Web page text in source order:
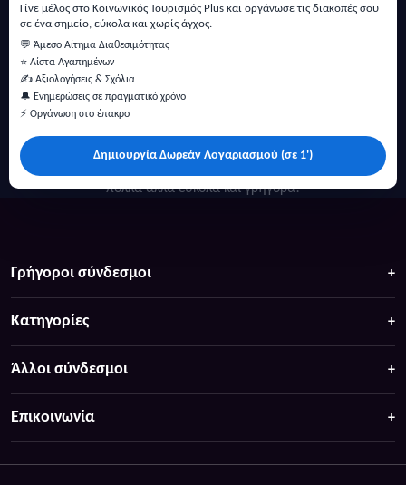
Γίνε μέλος στο Κοινωνικός Τουρισμός Plus και οργάνωσε τις διακοπές σου
σε ένα σημείο, εύκολα και χωρίς άγχος.
💬 Άμεσο Αίτημα Διαθεσιμότητας
⭐ Λίστα Αγαπημένων
✍️ Αξιολογήσεις & Σχόλια
🔔 Ενημερώσεις σε πραγματικό χρόνο
⚡ Οργάνωση στο έπακρο
Δημιουργία Δωρεάν Λογαριασμού (σε 1')
πολλά άλλα ευκολα και γρήγορα!
Γρήγοροι σύνδεσμοι
Κατηγορίες
Άλλοι σύνδεσμοι
Επικοινωνία